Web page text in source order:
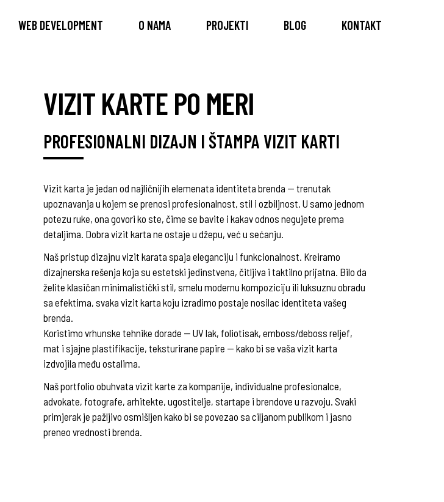
WEB DEVELOPMENT O NAMA PROJEKTI BLOG KONTAKT
VIZIT KARTE PO MERI
PROFESIONALNI DIZAJN I ŠTAMPA VIZIT KARTI
Vizit karta je jedan od najličnijih elemenata identiteta brenda — trenutak
upoznavanja u kojem se prenosi profesionalnost, stil i ozbiljnost. U samo jednom
potezu ruke, ona govori ko ste, čime se bavite i kakav odnos negujete prema
detaljima. Dobra vizit karta ne ostaje u džepu, već u sećanju.
Naš pristup dizajnu vizit karata spaja eleganciju i funkcionalnost. Kreiramo
dizajnerska rešenja koja su estetski jedinstvena, čitljiva i taktilno prijatna. Bilo da
želite klasičan minimalistički stil, smelu modernu kompoziciju ili luksuznu obradu
sa efektima, svaka vizit karta koju izradimo postaje nosilac identiteta vašeg
brenda.
Koristimo vrhunske tehnike dorade — UV lak, foliotisak, emboss/deboss reljef,
mat i sjajne plastifikacije, teksturirane papire — kako bi se vaša vizit karta
izdvojila među ostalima.
Naš portfolio obuhvata vizit karte za kompanije, individualne profesionalce,
advokate, fotografe, arhitekte, ugostitelje, startape i brendove u razvoju. Svaki
primjerak je pažljivo osmišljen kako bi se povezao sa ciljanom publikom i jasno
preneo vrednosti brenda.